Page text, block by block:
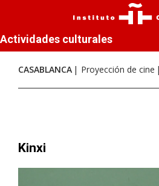
Actividades culturales
CASABLANCA Proyección de cine
Kinxi